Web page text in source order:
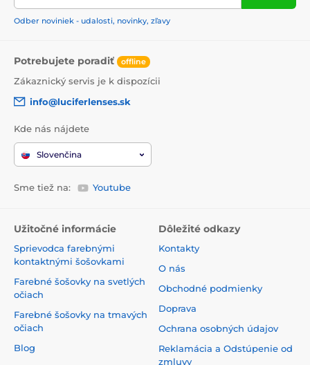
Odber noviniek - udalosti, novinky, zľavy
Potrebujete poradiť offline
Zákaznický servis je k dispozícii
info@luciferlenses.sk
Kde nás nájdete
Slovenčina
Sme tiež na: Youtube
Užitočné informácie
Sprievodca farebnými
kontaktnými šošovkami
Farebné šošovky na svetlých
očiach
Farebné šošovky na tmavých
očiach
Blog
Dôležité odkazy
Kontakty
O nás
Obchodné podmienky
Doprava
Ochrana osobných údajov
Reklamácia a Odstúpenie od
zmluvy